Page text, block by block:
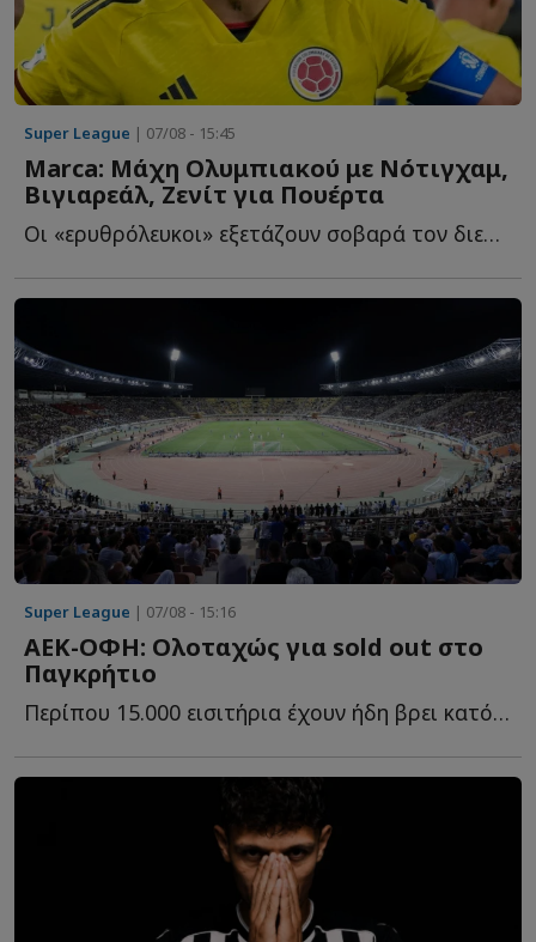
Super League | 07/08 - 15:45
Marca: Μάχη Ολυμπιακού με Νότιγχαμ,
Βιγιαρεάλ, Ζενίτ για Πουέρτα
Οι «ερυθρόλευκοι» εξετάζουν σοβαρά τον διεθνή Κολομβιανό χ...
Super League | 07/08 - 15:16
ΑΕΚ-ΟΦΗ: Ολοταχώς για sold out στο
Παγκρήτιο
Περίπου 15.000 εισιτήρια έχουν ήδη βρει κατόχους για τη μ...